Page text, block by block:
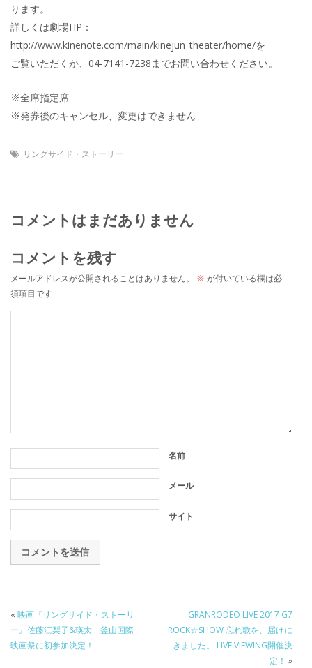
ります。
詳しくは劇場HP：
http://www.kinenote.com/main/kinejun_theater/home/を
ご覧いただくか、04-7141-7238までお問い合わせください。
※全席指定席
※発券後のキャンセル、変更はできません
リングサイド・ストーリー
コメントはまだありません
コメントを残す
メールアドレスが公開されることはありません。 ※ が付いている欄は必
須項目です
名前
メール
サイト
« 映画『リングサイド・ストーリ
ー』佐藤江梨子&瑛太 釜山国際
映画祭に初参加決定！
GRANRODEO LIVE 2017 G7
ROCK☆SHOW 忘れ歌を、届けに
きました。 LIVE VIEWING開催決
定！ »